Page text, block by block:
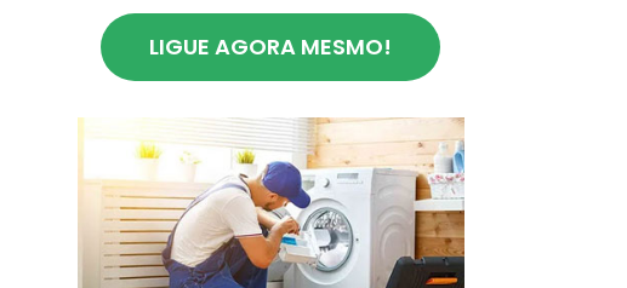
LIGUE AGORA MESMO!